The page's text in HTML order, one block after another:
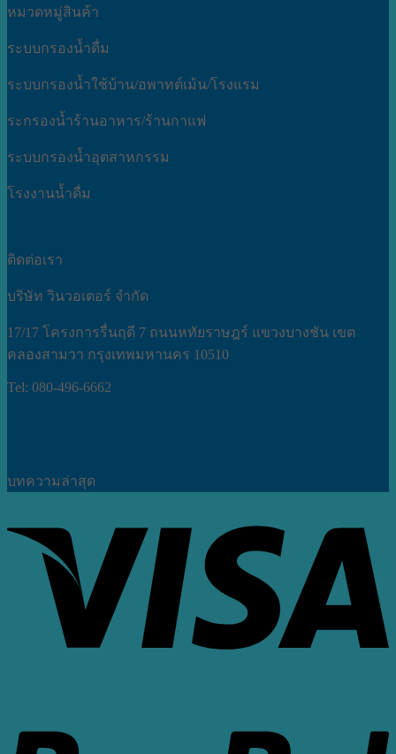
หมวดหมู่สินค้า
ระบบกรองน้ำดื่ม
ระบบกรองน้ำใช้บ้าน/อพาทต์เม้น/โรงแรม
ระกรองน้ำร้านอาหาร/ร้านกาแฟ
ระบบกรองน้ำอุตสาหกรรม
โรงงานน้ำดื่ม
ติดต่อเรา
บริษัท วินวอเตอร์ จำกัด
17/17 โครงการรื่นฤดี 7 ถนนหทัยราษฎร์ แขวงบางชัน เขต
คลองสามวา กรุงเทพมหานคร 10510
Tel: 080-496-6662
บทความล่าสุด